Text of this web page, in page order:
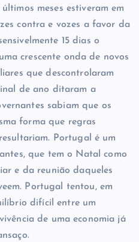
meses estiveram em
contra e vozes a favor da
15 dias o
crescente onda de novos
que descontrolaram
de ano ditaram a
sabiam que os
forma que regras
Portugal é um
que tem o Natal como
e da reunião daqueles
Portugal tentou, em
difícil entre um
de uma economia já